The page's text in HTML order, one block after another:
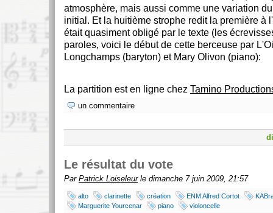
atmosphère, mais aussi comme une variation
initial. Et la huitième strophe redit la première à
était quasiment obligé par le texte (les
paroles, voici le début de cette berceuse par
Longchamps (baryton) et Mary Olivon (piano):
La partition est en ligne chez Tamino
un commentaire
Le résultat du vote
Par Patrick Loiseleurle dimanche 7 juin 2009, 21:57
alto clarinette création ENM Alfred Cortot
Marguerite Yourcenar
piano violoncelle